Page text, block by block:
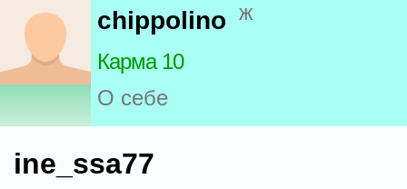
chippolino ж
Карма 10
О себе
ine_ssa77